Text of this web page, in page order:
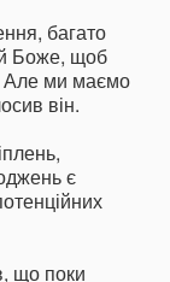
багато
Боже, щоб
Але ми маємо
він.
є
що поки